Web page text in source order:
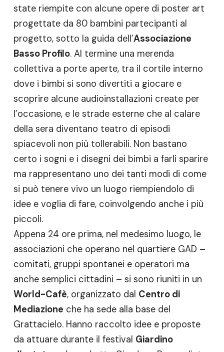
state riempite con alcune opere di poster art
progettate da 80 bambini partecipanti al
progetto, sotto la guida dell’Associazione
Basso Profilo. Al termine una merenda
collettiva a porte aperte, tra il cortile interno
dove i bimbi si sono divertiti a giocare e
scoprire alcune audioinstallazioni create per
l’occasione, e le strade esterne che al calare
della sera diventano teatro di episodi
spiacevoli non più tollerabili. Non bastano
certo i sogni e i disegni dei bimbi a farli sparire
ma rappresentano uno dei tanti modi di come
si può tenere vivo un luogo riempiendolo di
idee e voglia di fare, coinvolgendo anche i più
piccoli.
Appena 24 ore prima, nel medesimo luogo, le
associazioni che operano nel quartiere GAD –
comitati, gruppi spontanei e operatori ma
anche semplici cittadini – si sono riuniti in un
World-Cafè, organizzato dal Centro di
Mediazione che ha sede alla base del
Grattacielo. Hanno raccolto idee e proposte
da attuare durante il festival Giardino